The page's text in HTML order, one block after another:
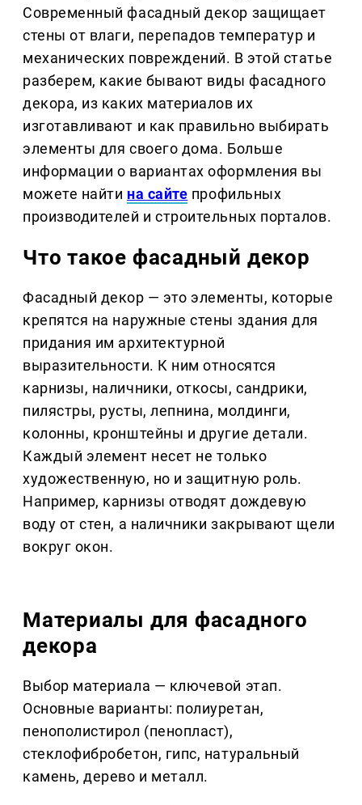
Современный фасадный декор защищает
стены от влаги, перепадов температур и
механических повреждений. В этой статье
разберем, какие бывают виды фасадного
декора, из каких материалов их
изготавливают и как правильно выбирать
элементы для своего дома. Больше
информации о вариантах оформления вы
можете найти на сайте профильных
производителей и строительных порталов.
Что такое фасадный декор
Фасадный декор — это элементы, которые
крепятся на наружные стены здания для
придания им архитектурной
выразительности. К ним относятся
карнизы, наличники, откосы, сандрики,
пилястры, русты, лепнина, молдинги,
колонны, кронштейны и другие детали.
Каждый элемент несет не только
художественную, но и защитную роль.
Например, карнизы отводят дождевую
воду от стен, а наличники закрывают щели
вокруг окон.
Материалы для фасадного
декора
Выбор материала — ключевой этап.
Основные варианты: полиуретан,
пенополистирол (пенопласт),
стеклофибробетон, гипс, натуральный
камень, дерево и металл.